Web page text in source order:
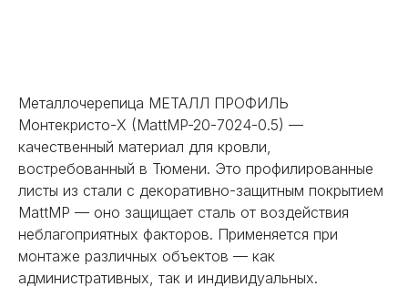
Металлочерепица МЕТАЛЛ ПРОФИЛЬ
Монтекристо-X (MattMP-20-7024-0.5) —
качественный материал для кровли,
востребованный в Тюмени. Это профилированные
листы из стали c декоративно-защитным покрытием
MattMP — оно защищает сталь от воздействия
неблагоприятных факторов. Применяется при
монтаже различных объектов — как
административных, так и индивидуальных.